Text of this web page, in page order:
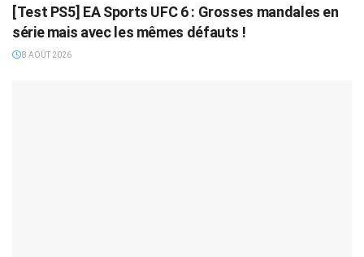
[Test PS5] EA Sports UFC 6 : Grosses mandales en
série mais avec les mêmes défauts !
8 AOÛT 2026